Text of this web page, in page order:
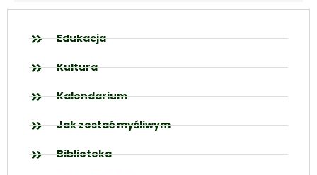
Edukacja
Kultura
Kalendarium
Jak zostać myśliwym
Biblioteka